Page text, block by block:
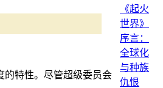
的特性。尽管超级委员会
《起火
世界》
序言：
全球化
与种族
仇恨